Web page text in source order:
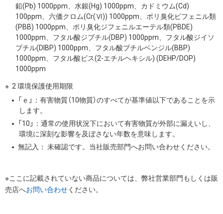
鉛(Pb) 1000ppm、水銀(Hg) 1000ppm、カドミウム(Cd)
100ppm、六価クロム(Cr(Ⅵ)) 1000ppm、ポリ臭化ビフェニル類
(PBB) 1000ppm、ポリ臭化ジフェニルエーテル類(PBDE)
1000ppm、フタル酸ジブチル(DBP) 1000ppm、フタル酸ジイソ
ブチル(DIBP) 1000ppm、フタル酸ブチルベンジル(BBP)
1000ppm、フタル酸ビス(2-エチルヘキシル) (DEHP/DOP)
1000ppm
2 環境保護使用期限
「ｅ」：有害物質（10物質）のすべてが基準値以下であることを示
します。
「10」：通常の使用状況下において有害物質が外部に漏えいし、
環境に深刻な影響を及ぼさない年数を意味します。
無記入： 未確認です。当社販売部門へお問い合わせください。
※ここに記載されていない商品については、弊社営業部門もしくは販
売店へお問い合わせください。